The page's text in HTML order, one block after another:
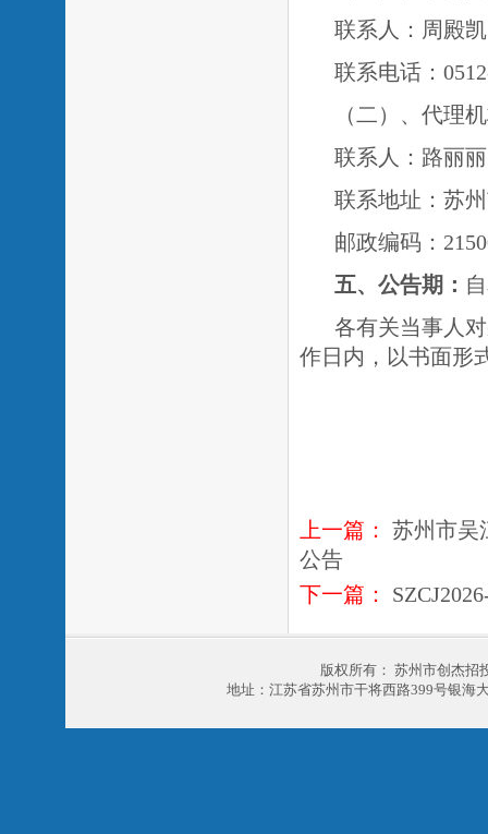
联系人：周
联系电话：
（二）、代理
联系人：路丽丽
联系地址：苏
邮政编码：
五、公告期：
各有关当事人
作日内，以书面形
上一篇：
苏州市吴
公告
下一篇：
版权所有： 苏州市创杰
地址：江苏省苏州市干将西路399号银海